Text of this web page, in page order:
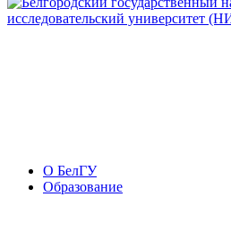
О БелГУ
Образование